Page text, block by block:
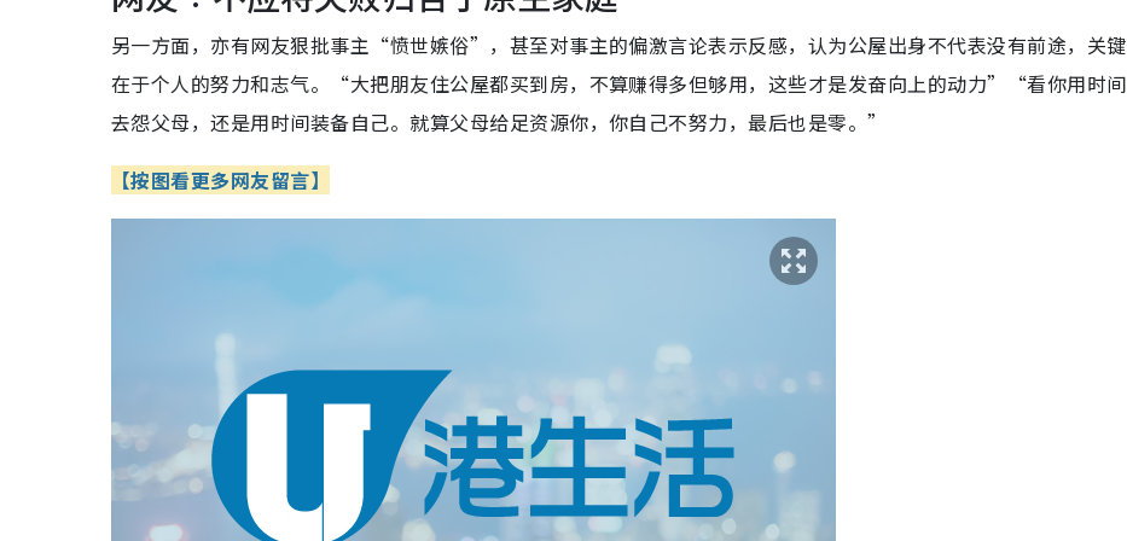
另一方面，亦有网友狠批事主“愤世嫉俗”，甚至对事主的偏激言论表示反感，认为公屋出身不代表没有前途，关键
在于个人的努力和志气。“大把朋友住公屋都买到房，不算赚得多但够用，这些才是发奋向上的动力”“看你用时间
去怨父母，还是用时间装备自己。就算父母给足资源你，你自己不努力，最后也是零。”
【按图看更多网友留言】